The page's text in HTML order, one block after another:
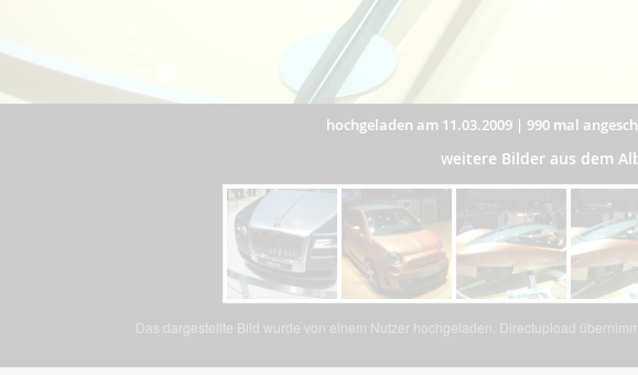
hochgeladen am 11.03.2009| 990 mal
weitere Bilder aus dem
Das dargestellte Bild wurde von einem Nutzer hochgeladen. Directupload